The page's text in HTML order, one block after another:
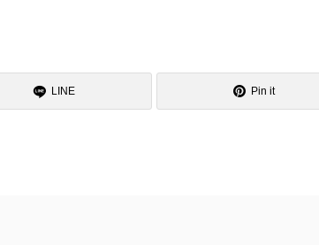
LINE Pin it